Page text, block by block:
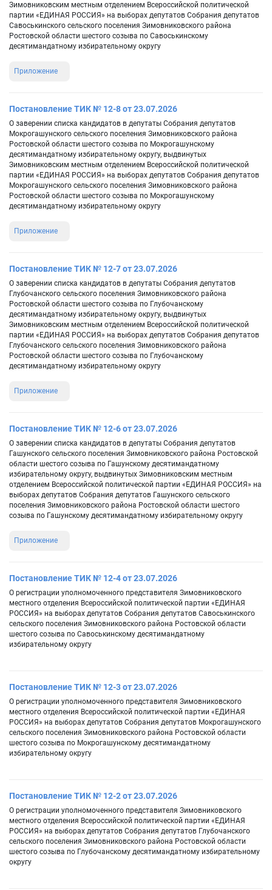
Зимовниковским местным отделением Всероссийской политической
партии «ЕДИНАЯ РОССИЯ» на выборах депутатов Собрания депутатов
Савоськинского сельского поселения Зимовниковского района
Ростовской области шестого созыва по Савоськинскому
десятимандатному избирательному округу
Приложение
Постановление ТИК № 12-8 от 23.07.2026
О заверении списка кандидатов в депутаты Собрания депутатов
Мокрогашунского сельского поселения Зимовниковского района
Ростовской области шестого созыва по Мокрогашунскому
десятимандатному избирательному округу, выдвинутых
Зимовниковским местным отделением Всероссийской политической
партии «ЕДИНАЯ РОССИЯ» на выборах депутатов Собрания депутатов
Мокрогашунского сельского поселения Зимовниковского района
Ростовской области шестого созыва по Мокрогашунскому
десятимандатному избирательному округу
Приложение
Постановление ТИК № 12-7 от 23.07.2026
О заверении списка кандидатов в депутаты Собрания депутатов
Глубочанского сельского поселения Зимовниковского района
Ростовской области шестого созыва по Глубочанскому
десятимандатному избирательному округу, выдвинутых
Зимовниковским местным отделением Всероссийской политической
партии «ЕДИНАЯ РОССИЯ» на выборах депутатов Собрания депутатов
Глубочанского сельского поселения Зимовниковского района
Ростовской области шестого созыва по Глубочанскому
десятимандатному избирательному округу
Приложение
Постановление ТИК № 12-6 от 23.07.2026
О заверении списка кандидатов в депутаты Собрания депутатов
Гашунского сельского поселения Зимовниковского района Ростовской
области шестого созыва по Гашунскому десятимандатному
избирательному округу, выдвинутых Зимовниковским местным
отделением Всероссийской политической партии «ЕДИНАЯ РОССИЯ» на
выборах депутатов Собрания депутатов Гашунского сельского
поселения Зимовниковского района Ростовской области шестого
созыва по Гашунскому десятимандатному избирательному округу
Приложение
Постановление ТИК № 12-4 от 23.07.2026
О регистрации уполномоченного представителя Зимовниковского
местного отделения Всероссийской политической партии «ЕДИНАЯ
РОССИЯ» на выборах депутатов Собрания депутатов Савоськинского
сельского поселения Зимовниковского района Ростовской области
шестого созыва по Савоськинскому десятимандатному
избирательному округу
Постановление ТИК № 12-3 от 23.07.2026
О регистрации уполномоченного представителя Зимовниковского
местного отделения Всероссийской политической партии «ЕДИНАЯ
РОССИЯ» на выборах депутатов Собрания депутатов Мокрогашунского
сельского поселения Зимовниковского района Ростовской области
шестого созыва по Мокрогашунскому десятимандатному
избирательному округу
Постановление ТИК № 12-2 от 23.07.2026
О регистрации уполномоченного представителя Зимовниковского
местного отделения Всероссийской политической партии «ЕДИНАЯ
РОССИЯ» на выборах депутатов Собрания депутатов Глубочанского
сельского поселения Зимовниковского района Ростовской области
шестого созыва по Глубочанскому десятимандатному избирательному
округу